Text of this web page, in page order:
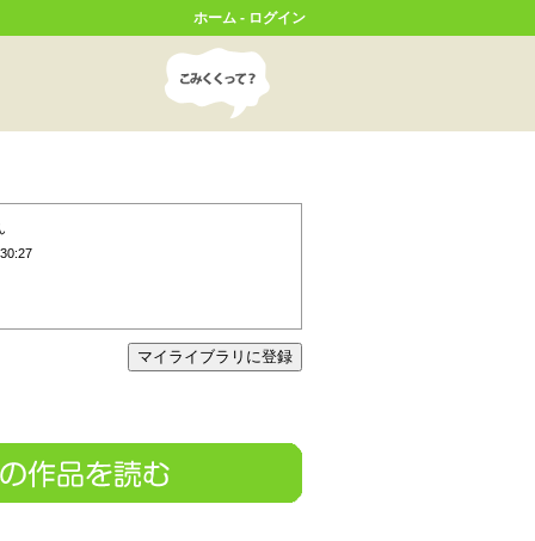
ホーム - ログイン